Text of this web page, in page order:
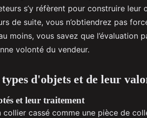
s’y réfèrent pour construire leur
de suite, vous n’obtiendrez pas
moins, vous savez que l’évaluation
volonté du vendeur.
d'objets et de leur
et leur traitement
collier cassé comme une pièce de